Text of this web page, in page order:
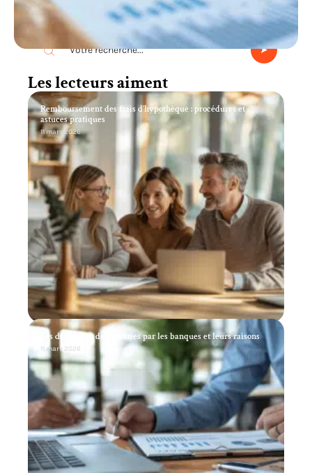
Recherche
Les lecteurs aiment
Remboursement des frais d’hypothèque : procédures et
astuces pratiques
11 mars 2026
Les demandes de garanties par les banques et leurs raisons
11 mars 2026